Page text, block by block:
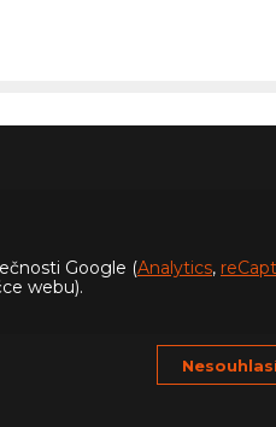
Google (Analytics,
webu).